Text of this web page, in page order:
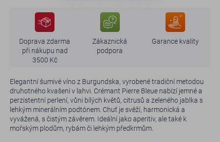
Doprava zdarma
při nákupu nad
3500 Kč
Zákaznická
podpora
Garance kvality
Elegantní šumivé víno z Burgundska, vyrobené tradiční metodou
druhotného kvašení v lahvi. Crémant Pierre Bleue nabízí jemné a
perzistentní perlení, vůni bílých květů, citrusů a zeleného jablka s
lehkým minerálním podtónem. Chuť je svěží, harmonická a
vyvážená, s čistým závěrem. Ideální jako aperitiv, ale také k
mořským plodům, rybám či lehkým předkrmům.